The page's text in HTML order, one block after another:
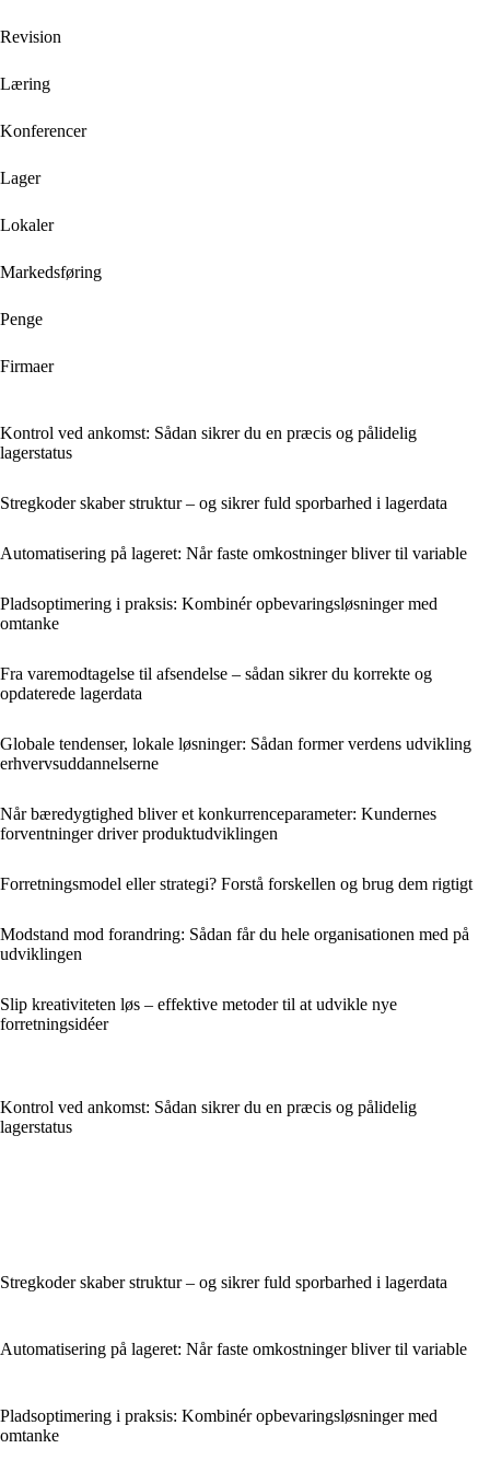
Revision
Læring
Konferencer
Lager
Lokaler
Markedsføring
Penge
Firmaer
Kontrol ved ankomst: Sådan sikrer du en præcis og pålidelig
lagerstatus
Stregkoder skaber struktur – og sikrer fuld sporbarhed i lagerdata
Automatisering på lageret: Når faste omkostninger bliver til variable
Pladsoptimering i praksis: Kombinér opbevaringsløsninger med
omtanke
Fra varemodtagelse til afsendelse – sådan sikrer du korrekte og
opdaterede lagerdata
Globale tendenser, lokale løsninger: Sådan former verdens udvikling
erhvervsuddannelserne
Når bæredygtighed bliver et konkurrenceparameter: Kundernes
forventninger driver produktudviklingen
Forretningsmodel eller strategi? Forstå forskellen og brug dem rigtigt
Modstand mod forandring: Sådan får du hele organisationen med på
udviklingen
Slip kreativiteten løs – effektive metoder til at udvikle nye
forretningsidéer
Kontrol ved ankomst: Sådan sikrer du en præcis og pålidelig
lagerstatus
Stregkoder skaber struktur – og sikrer fuld sporbarhed i lagerdata
Automatisering på lageret: Når faste omkostninger bliver til variable
Pladsoptimering i praksis: Kombinér opbevaringsløsninger med
omtanke